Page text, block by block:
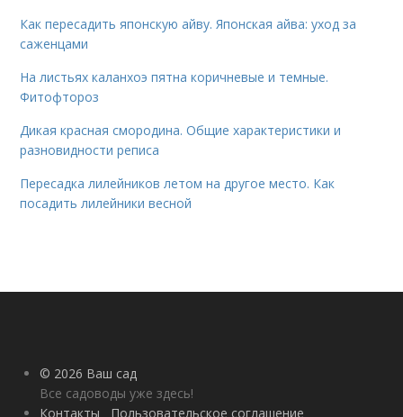
Как пересадить японскую айву. Японская айва: уход за
саженцами
На листьях каланхоэ пятна коричневые и темные.
Фитофтороз
Дикая красная смородина. Общие характеристики и
разновидности реписа
Пересадка лилейников летом на другое место. Как
посадить лилейники весной
© 2026 Ваш сад
Все садоводы уже здесь!
Контакты
Пользовательское соглашение